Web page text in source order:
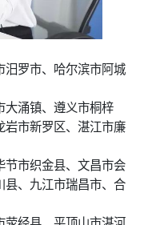
汨罗市、哈尔滨市阿城
大涌镇、遵义市桐梓
市新罗区、湛江市廉
节市织金县、文昌市会
、九江市瑞昌市、合